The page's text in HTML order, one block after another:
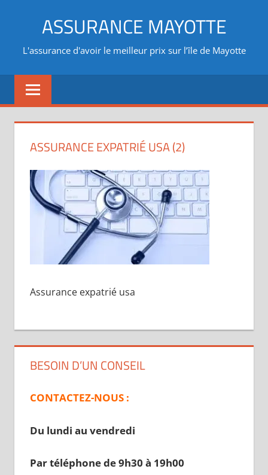
ASSURANCE MAYOTTE
L'assurance d'avoir le meilleur prix sur l’île de Mayotte
ASSURANCE EXPATRIÉ USA (2)
Assurance expatrié usa
BESOIN D’UN CONSEIL
CONTACTEZ-NOUS :
Du lundi au vendredi
Par téléphone de 9h30 à 19h00